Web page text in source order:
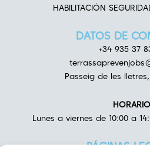
HABILITACIÓN
DATOS DE
+34 935 37
Passeig de les lletres,
HORARIO
Lunes a viernes de 10:00 a